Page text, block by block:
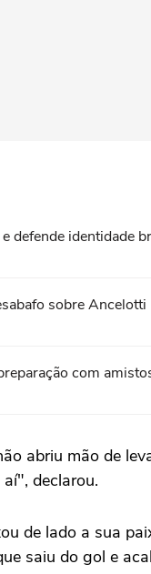
defende identidade
sobre Ancelotti
com
abriu mão de
declarou.
de lado a sua
saiu do gol e